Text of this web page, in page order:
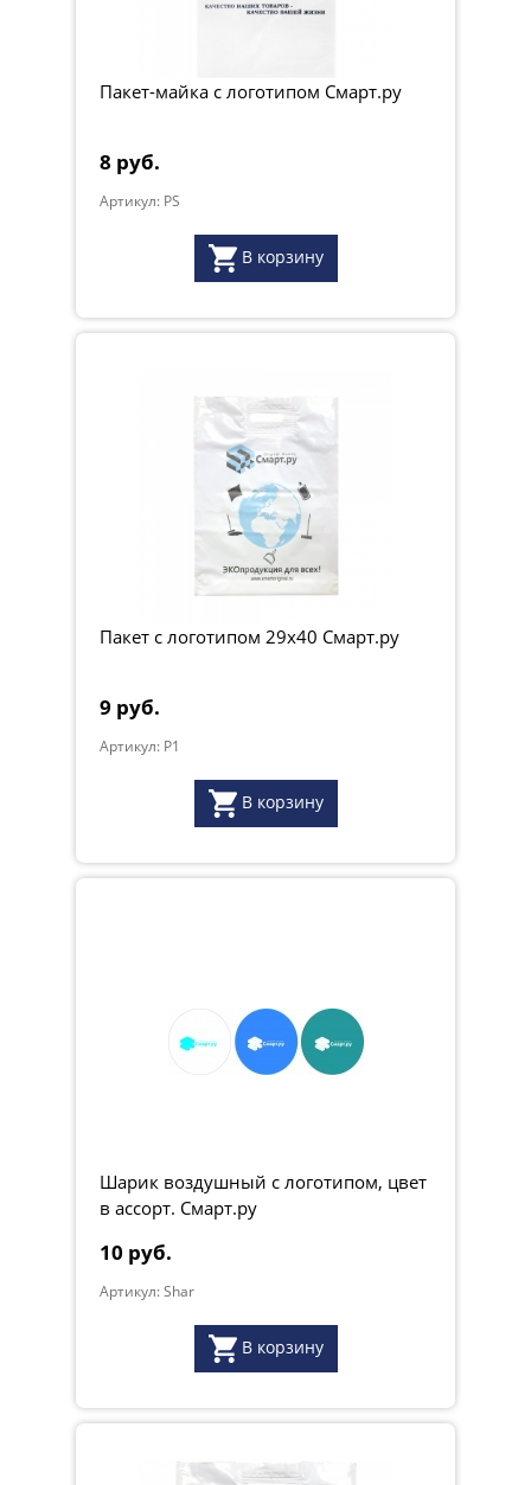
Пакет-майка с логотипом Смарт.ру
8 руб.
Артикул: PS
В корзину
Пакет с логотипом 29x40 Смарт.ру
9 руб.
Артикул: P1
В корзину
Шарик воздушный с логотипом, цвет
в ассорт. Смарт.ру
10 руб.
Артикул: Shar
В корзину